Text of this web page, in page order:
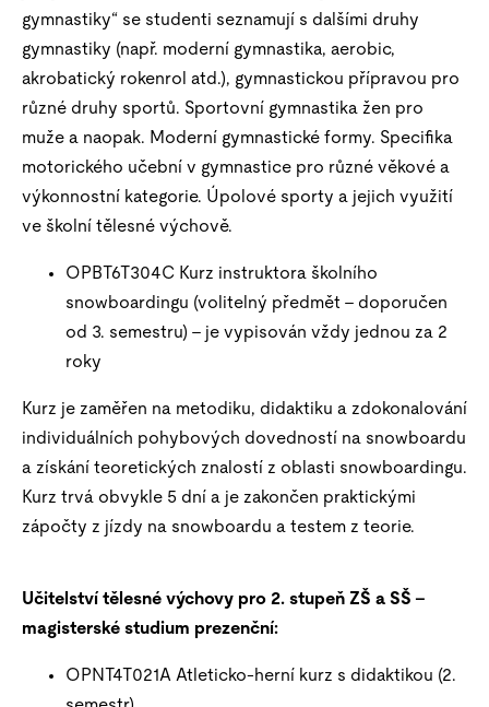
gymnastiky“ se studenti seznamují s dalšími druhy
gymnastiky (např. moderní gymnastika, aerobic,
akrobatický rokenrol atd.), gymnastickou přípravou pro
různé druhy sportů. Sportovní gymnastika žen pro
muže a naopak. Moderní gymnastické formy. Specifika
motorického učební v gymnastice pro různé věkové a
výkonnostní kategorie. Úpolové sporty a jejich využití
ve školní tělesné výchově.
OPBT6T304C Kurz instruktora školního
snowboardingu (volitelný předmět – doporučen
od 3. semestru) – je vypisován vždy jednou za 2
roky
Kurz je zaměřen na metodiku, didaktiku a zdokonalování
individuálních pohybových dovedností na snowboardu
a získání teoretických znalostí z oblasti snowboardingu.
Kurz trvá obvykle 5 dní a je zakončen praktickými
zápočty z jízdy na snowboardu a testem z teorie.
Učitelství tělesné výchovy pro 2. stupeň ZŠ a SŠ –
magisterské studium prezenční:
OPNT4T021A Atleticko-herní kurz s didaktikou (2.